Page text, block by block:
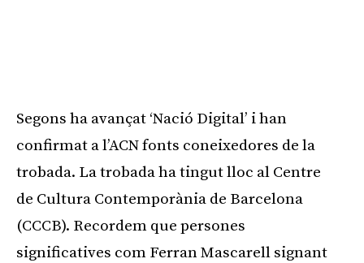
Segons ha avançat ‘Nació Digital’ i han
confirmat a l’ACN fonts coneixedores de la
trobada. La trobada ha tingut lloc al Centre
de Cultura Contemporània de Barcelona
(CCCB). Recordem que persones
significatives com Ferran Mascarell signant